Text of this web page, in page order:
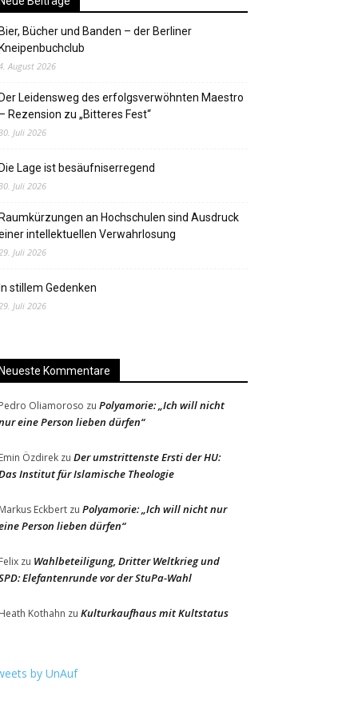
Bier, Bücher und Banden – der Berliner
Kneipenbuchclub
August 2026
Der Leidensweg des erfolgsverwöhnten Maestro
– Rezension zu „Bitteres Fest“
Juli 2026
Die Lage ist besäufniserregend
Juli 2026
Raumkürzungen an Hochschulen sind Ausdruck
intellektuellen Verwahrlosung
Juli 2026
In stillem Gedenken
Juli 2026
Neueste Kommentare
Pedro Oliamoroso zu Polyamorie: „Ich will nicht
eine Person lieben dürfen“
Emin Özdirek zu Der umstrittenste Ersti der HU:
Institut für Islamische Theologie
Markus Eckbert zu Polyamorie: „Ich will nicht nur
Person lieben dürfen“
Felix zu Wahlbeteiligung, Dritter Weltkrieg und
Elefantenrunde vor der StuPa-Wahl
Heath Kothahn zu Kulturkaufhaus mit Kultstatus
by UnAuf